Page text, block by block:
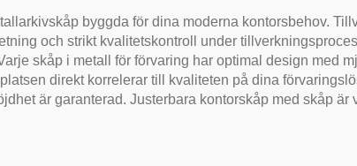
byggda för dina moderna kontorsbehov.
och strikt kvalitetskontroll under
skåp i metall för förvaring har optimal design med
direkt korrelerar till kvaliteten på dina
är garanterad. Justerbara kontorskåp med skåp är